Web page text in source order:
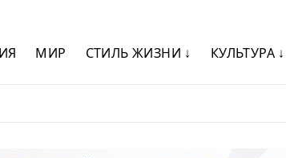
МИР СТИЛЬ ЖИЗНИ ↓ КУЛЬТУРА ↓